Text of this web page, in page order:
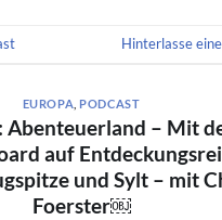
Hinterlasse
EUROPA PODCAST
– Mit
auf
und Sylt – mit
Foerster￼